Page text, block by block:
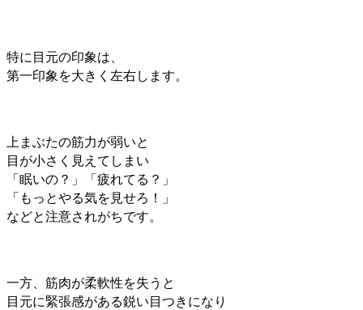
特に目元の印象は、
第一印象を大きく左右します。
上まぶたの筋力が弱いと
目が小さく見えてしまい
「眠いの？」「疲れてる？」
「もっとやる気を見せろ！」
などと注意されがちです。
一方、筋肉が柔軟性を失うと
目元に緊張感がある鋭い目つきになり